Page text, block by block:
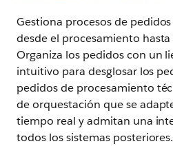
Gestiona procesos de
desde el procesamiento
Organiza los pedidos con un
intuitivo para desglosar los
pedidos de procesamiento
de orquestación que se
tiempo real y admitan una
todos los sistemas posteriores.